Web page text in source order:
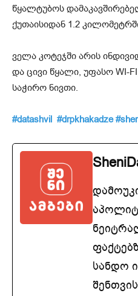
წყალტუბოს
ქუთაისიდან 1.2
ველა კოტეჯში არის
და ცივი წყალი, უფასო WI-
საჭირო ნივთი.
#datashvil #drpkhakadze
სანდო